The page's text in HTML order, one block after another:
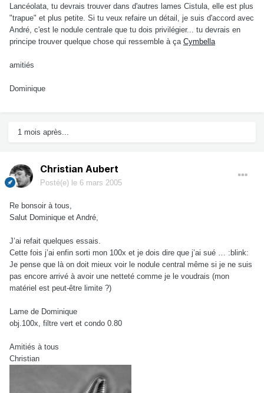
Lancéolata, tu devrais trouver dans d'autres lames Cistula, elle est plus
"trapue" et plus petite. Si tu veux refaire un détail, je suis d'accord avec
André, c'est le nodule centrale que tu dois privilégier... tu devrais en
principe trouver quelque chose qui ressemble à ça Cymbella
amitiés
Dominique
1 mois après...
Christian Aubert
Posté(e) le 6 mars 2005
Re bonsoir à tous,
Salut Dominique et André,
J’ai refait quelques essais.
Cette fois j’ai enfin sorti mon 100x et je dois dire que j’ai sué … :blink:
Je pense que là on doit mieux voir le nodule central même si je ne suis
pas encore arrivé à avoir une netteté comme je le voudrais (mon
matériel est peut-être limite ?)
Lame de Dominique
obj.100x, filtre vert et condo 0.80
Amitiés à tous
Christian